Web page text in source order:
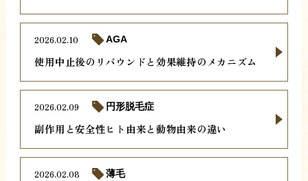
使用中止後のリバウンドと効果維持のメカニズム
2026.02.10 AGA
副作用と安全性ヒト由来と動物由来の違い
2026.02.09 円形脱毛症
2026.02.08 薄毛